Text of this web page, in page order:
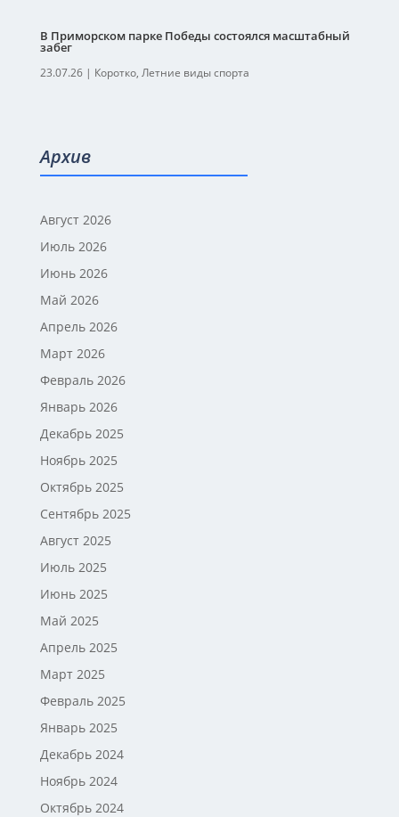
В Приморском парке Победы состоялся масштабный
забег
23.07.26| Коротко, Летние виды спорта
Архив
Август 2026
Июль 2026
Июнь 2026
Май 2026
Апрель 2026
Март 2026
Февраль 2026
Январь 2026
Декабрь 2025
Ноябрь 2025
Октябрь 2025
Сентябрь 2025
Август 2025
Июль 2025
Июнь 2025
Май 2025
Апрель 2025
Март 2025
Февраль 2025
Январь 2025
Декабрь 2024
Ноябрь 2024
Октябрь 2024